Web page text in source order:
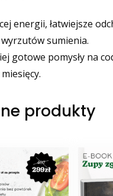
energii, łatwiejsze
sumienia.
gotowe pomysły na
produkty